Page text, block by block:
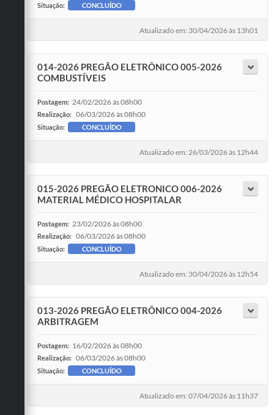
Situação: CONCLUÍDO
Atualizado em: 30/04/2026 às 13h01
014-2026 PREGÃO ELETRÔNICO 005-2026
COMBUSTÍVEIS
Postagem: 24/02/2026 às 08h00
Realização: 06/03/2026 às 08h00
Situação: CONCLUÍDO
Atualizado em: 26/03/2026 às 12h44
015-2026 PREGÃO ELETRONICO 006-2026
MATERIAL MÉDICO HOSPITALAR
Postagem: 23/02/2026 às 08h00
Realização: 06/03/2026 às 08h00
Situação: CONCLUÍDO
Atualizado em: 30/04/2026 às 12h54
013-2026 PREGÃO ELETRÔNICO 004-2026
ARBITRAGEM
Postagem: 16/02/2026 às 08h00
Realização: 06/03/2026 às 08h00
Situação: CONCLUÍDO
Atualizado em: 07/04/2026 às 11h37